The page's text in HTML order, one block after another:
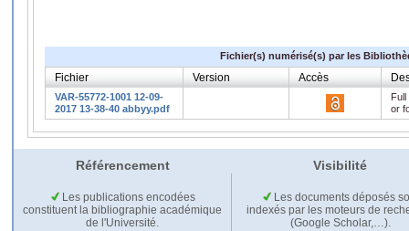
Fichier(s) numérisé(s) par les
Fichier Version Accès
VAR-55772-1001 12-09-
2017 13-38-40 abbyy.pdf
or
Référencement Visibilité
Les publications encodées
constituent la bibliographie académique
de l'Université.
Les documents déposés
indexés par les moteurs de
(Google Scholar,…).